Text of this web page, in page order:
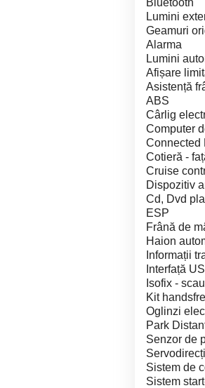
Bluetooth
Lumini
Geamuri
Alarma
Lumini
Afișare
Asistență
ABS
Cârlig
Computer
Connected
Cotieră -
Cruise
Dispozitiv
Cd, Dvd
ESP
Frână de
Haion
Informații
Interfață
Isofix -
Kit
Oglinzi
Park
Senzor de
Sistem de
Sistem